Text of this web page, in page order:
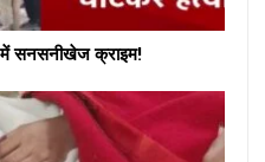
में सनसनीखेज क्राइम!